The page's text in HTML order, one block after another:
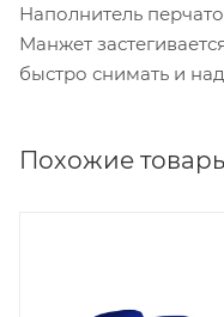
Наполнитель
Манжет
быстро снимать и
Похожие